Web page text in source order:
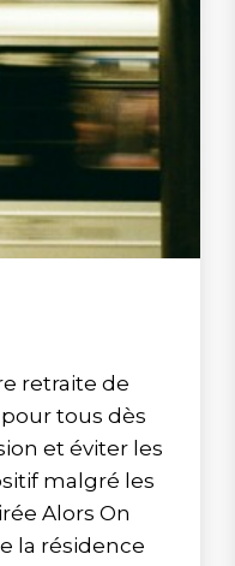
retraite de
tous dès
et éviter les
malgré les
Alors On
la résidence